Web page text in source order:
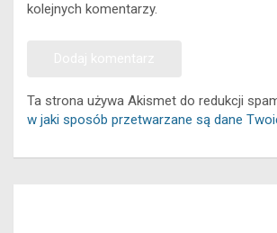
kolejnych komentarzy.
Ta strona używa Akismet do redukcji
w jaki sposób przetwarzane są dane